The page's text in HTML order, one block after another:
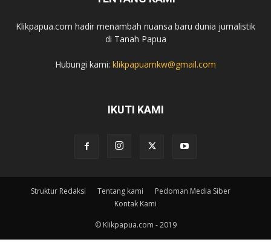
Klikpapua.com hadir menambah nuansa baru dunia jurnalistik
di Tanah Papua
Hubungi kami: klikpapuamkw@gmail.com
IKUTI KAMI
Struktur Redaksi Tentang kami
Pedoman Media Siber
Kontak Kami
© Klikpapua.com - 2019